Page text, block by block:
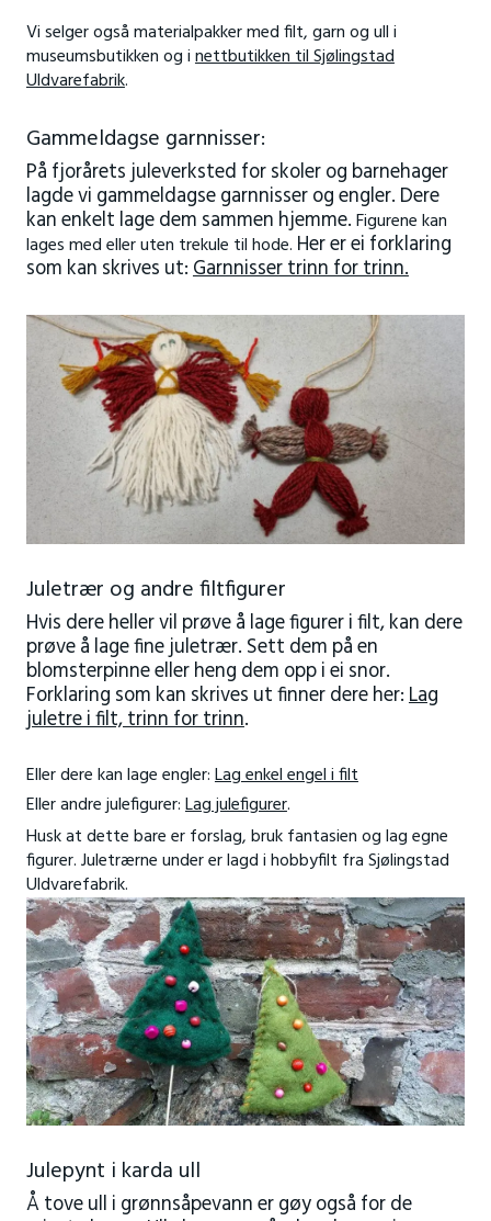
Vi selger også materialpakker med filt, garn og ull i
museumsbutikken og inettbutikken til Sjølingstad
Uldvarefabrik.
Gammeldagse garnnisser:
På fjorårets juleverksted for skoler og barnehager
lagde vi gammeldagse garnnisser og engler. Dere
kan enkelt lage dem sammen hjemme.Figurene kan
lages med eller uten trekule til hode. Her er ei forklaring
som kan skrives ut:Garnnisser trinn for trinn.
Juletrær og andre filtfigurer
Hvis dere heller vil prøve å lage figurer i filt, kan dere
prøve å lage fine juletrær. Sett dem på en
blomsterpinne eller heng dem opp i ei snor.
Forklaring som kan skrives ut finner dere her:Lag
juletre i filt, trinn for trinn.
Eller dere kan lage engler:Lag enkel engel i filt
Eller andre julefigurer:Lag julefigurer.
Husk at dette bare er forslag, bruk fantasien og lag egne
figurer. Juletrærne under er lagd i hobbyfilt fra Sjølingstad
Uldvarefabrik.
Julepynt i karda ull
Å tove ull i grønnsåpevann er gøy også for de